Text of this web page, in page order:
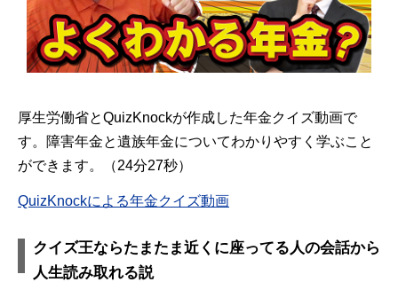
厚生労働省とQuizKnockが作成した年金クイズ動画で
す。障害年金と遺族年金についてわかりやすく学ぶこと
ができます。（24分27秒）
QuizKnockによる年金クイズ動画
クイズ王ならたまたま近くに座ってる人の会話から
人生読み取れる説